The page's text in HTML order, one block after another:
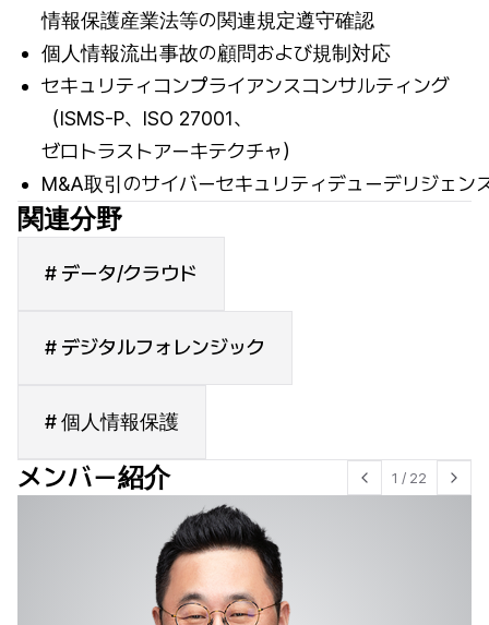
情報保護産業法等の関連規定遵守確認
個人情報流出事故の顧問および規制対応
セキュリティコンプライアンスコンサルティング
（ISMS-P、ISO 27001、
ゼロトラストアーキテクチャ）
M&A取引のサイバーセキュリティデューデリジェン
関連分野
# データ/クラウド
# デジタルフォレンジック
# 個人情報保護
メンバー紹介 1 / 22